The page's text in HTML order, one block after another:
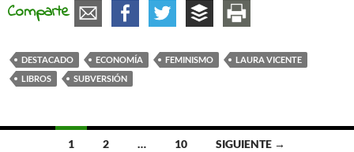
Comparte
DESTACADO ECONOMÍA FEMINISMO
LAURA VICENTE
LIBROS
SUBVERSIÓN
1 2 … 10 SIGUIENTE →